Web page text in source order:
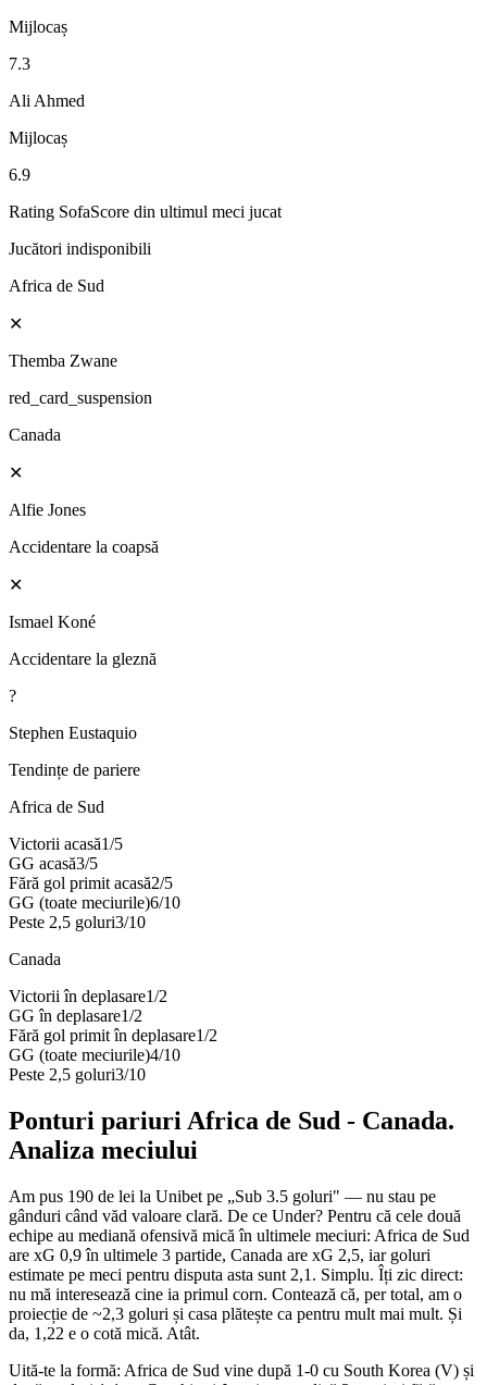
Mijlocaș
7.3
Ali Ahmed
Mijlocaș
6.9
Rating SofaScore din ultimul meci jucat
Jucători indisponibili
Africa de Sud
✕
Themba Zwane
red_card_suspension
Canada
✕
Alfie Jones
Accidentare la coapsă
✕
Ismael Koné
Accidentare la gleznă
?
Stephen Eustaquio
Tendințe de pariere
Africa de Sud
Victorii acasă1/5
GG acasă3/5
Fără gol primit acasă2/5
GG (toate meciurile)6/10
Peste 2,5 goluri3/10
Canada
Victorii în deplasare1/2
GG în deplasare1/2
Fără gol primit în deplasare1/2
GG (toate meciurile)4/10
Peste 2,5 goluri3/10
Ponturi pariuri Africa de Sud - Canada.
Analiza meciului
Am pus 190 de lei la Unibet pe „Sub 3.5 goluri" — nu stau pe
gânduri când văd valoare clară. De ce Under? Pentru că cele două
echipe au mediană ofensivă mică în ultimele meciuri: Africa de Sud
are xG 0,9 în ultimele 3 partide, Canada are xG 2,5, iar goluri
estimate pe meci pentru disputa asta sunt 2,1. Simplu. Îți zic direct:
nu mă interesează cine ia primul corn. Contează că, per total, am o
proiecție de ~2,3 goluri și casa plătește ca pentru mult mai mult. Și
da, 1,22 e o cotă mică. Atât.
Uită-te la formă: Africa de Sud vine după 1-0 cu South Korea (V) și